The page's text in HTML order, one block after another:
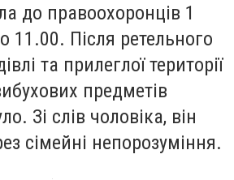
до правоохоронців 1
11.00. Після ретельного
та прилеглої території
предметів
Зі слів чоловіка, він
сімейні непорозуміння.